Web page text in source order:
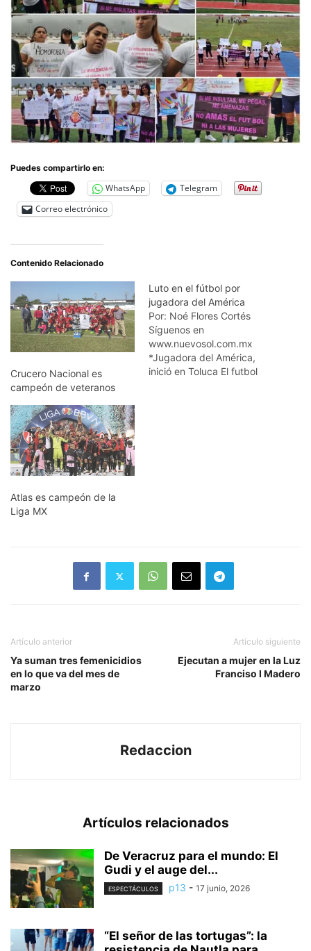
Puedes compartirlo en:
WhatsApp
Telegram
Correo electrónico
Contenido Relacionado
Crucero Nacional es
campeón de veteranos
Luto en el fútbol por
jugadora del América
Por: Noé Flores Cortés
Síguenos en
www.nuevosol.com.mx
*Jugadora del América,
inició en Toluca El futbol
Atlas es campeón de la
Liga MX
Artículo anterior
Ya suman tres femenicidios
en lo que va del mes de
marzo
Artículo siguiente
Ejecutan a mujer en la Luz
Franciso I Madero
Redaccion
Artículos relacionados
De Veracruz para el mundo: El
Gudi y el auge del...
ESPECTÁCULOS p13 - 17 junio, 2026
“El señor de las tortugas”: la